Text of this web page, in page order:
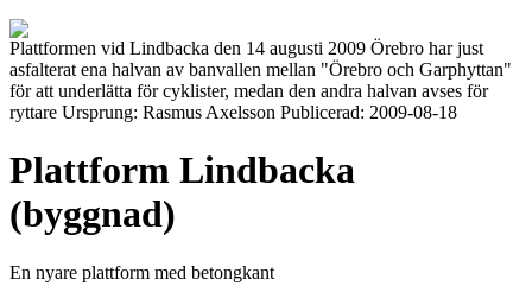
Plattformen vid Lindbacka den 14 augusti 2009 Örebro har just
asfalterat ena halvan av banvallen mellan "Örebro och Garphyttan"
för att underlätta för cyklister, medan den andra halvan avses för
ryttare Ursprung: Rasmus Axelsson Publicerad: 2009-08-18
Plattform Lindbacka
(byggnad)
En nyare plattform med betongkant